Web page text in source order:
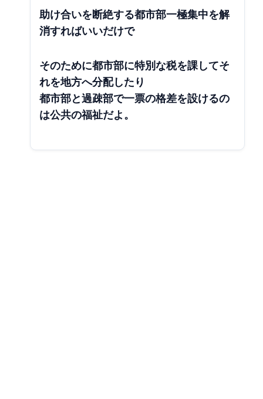
助け合いを断絶する都市部一極集中を解
消すればいいだけで
そのために都市部に特別な税を課してそ
れを地方へ分配したり
都市部と過疎部で一票の格差を設けるの
は公共の福祉だよ。